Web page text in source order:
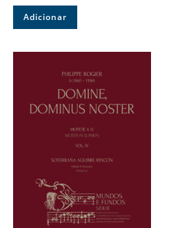
Adicionar